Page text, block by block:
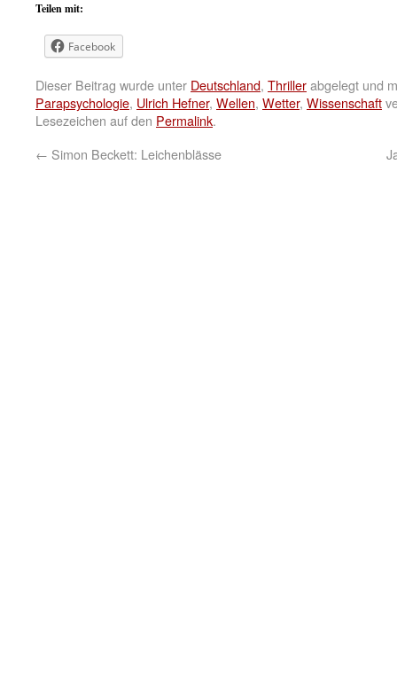
Teilen mit:
Facebook
Dieser Beitrag wurde unter Deutschland, Thrillerabgelegt und
Parapsychologie, Ulrich Hefner, Wellen, Wetter, Wissenschaft
Lesezeichen auf den Permalink.
← Simon Beckett: Leichenblässe